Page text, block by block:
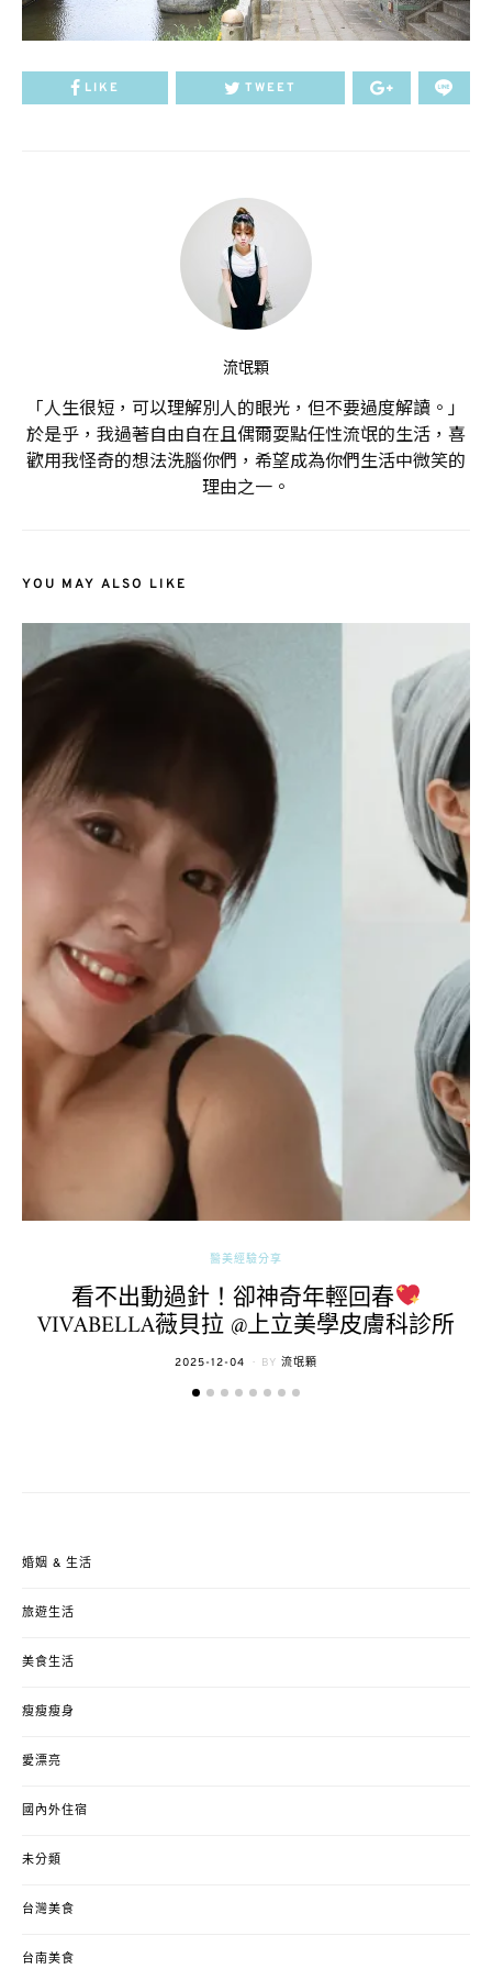
LIKE TWEET
流氓顆
「人生很短，可以理解別人的眼光，但不要過度解讀。」
於是乎，我過著自由自在且偶爾耍點任性流氓的生活，喜
歡用我怪奇的想法洗腦你們，希望成為你們生活中微笑的
理由之一。
YOU MAY ALSO LIKE
醫美經驗分享
看不出動過針！卻神奇年輕回春
VIVABELLA薇貝拉 @上立美學皮膚科診所
POSTED
2025-12-04 BY 流氓顆
婚姻 & 生活
旅遊生活
美食生活
瘦瘦瘦身
愛漂亮
國內外住宿
未分類
台灣美食
台南美食